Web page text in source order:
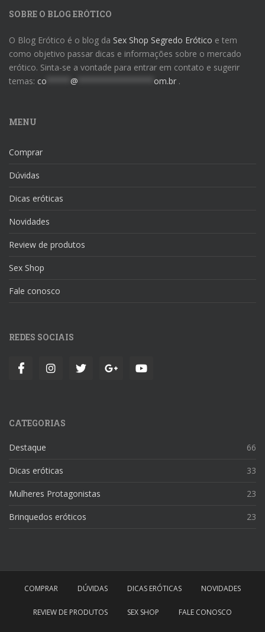
SOBRE O BLOG ERÓTICO
O Blog Erótico é o blog da Sex Shop Segredo Erótico e tem
como objetivo passar dicas e informações sobre o mercado
erótico. Sinta-se a vontade para entrar em contato e sugerir
temas: co @ om.br .
MENU
Comprar
Dúvidas
Dicas eróticas
Novidades
Review de produtos
Sex Shop
Fale conosco
REDES SOCIAIS
CATEGORIAS
Destaque 66
Dicas eróticas 33
Mulheres Protagonistas 23
Brinquedos eróticos 23
COMPRAR DÚVIDAS DICAS ERÓTICAS NOVIDADES
REVIEW DE PRODUTOS SEX SHOP FALE CONOSCO